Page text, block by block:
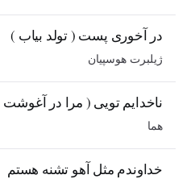
در آخوری پست ( تولد بیاب )
ژیلبرت هوسپیان
ناخدایم تویی ( مرا در آغوشت
هما
خداوندم مثل آهو تشنه هستم